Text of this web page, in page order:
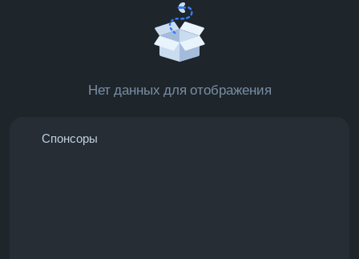
Нет данных для отображения
Спонсоры